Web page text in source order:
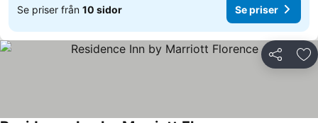
Se priser från 10 sidor Se priser
Dela